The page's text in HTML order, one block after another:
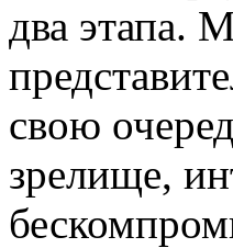
два этапа.
свою
зрелище,